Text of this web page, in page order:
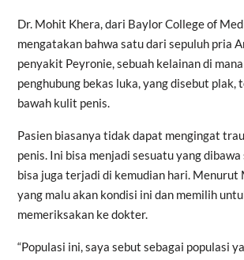
Dr. Mohit Khera, dari Baylor College of
mengatakan bahwa satu dari sepuluh pria
penyakit Peyronie, sebuah kelainan di
penghubung bekas luka, yang disebut plak,
bawah kulit penis.
Pasien biasanya tidak dapat mengingat
penis. Ini bisa menjadi sesuatu yang
bisa juga terjadi di kemudian hari. Menurut
yang malu akan kondisi ini dan memilih
memeriksakan ke dokter.
“Populasi ini, saya sebut sebagai populasi